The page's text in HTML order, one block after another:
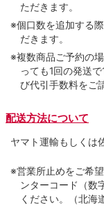
ただきます。
※個口数を追加する
だきます。
※複数商品ご予約の
っても1回の発送
び代引手数料をご
配送方法について
ヤマト運輸もしくは
※営業所止めをご希
ンターコード（数
ください。（北海